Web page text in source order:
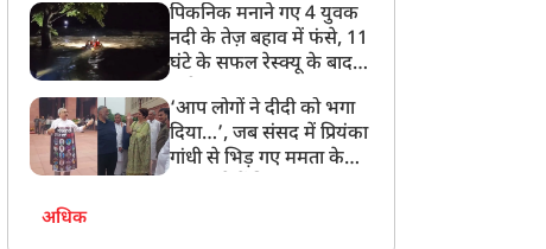
पिकनिक मनाने गए 4 युवक
नदी के तेज़ बहाव में फंसे, 11
घंटे के सफल रेस्क्यू के बाद
‘आप लोगों ने दीदी को भगा
दिया…’, जब संसद में प्रियंका
गांधी से भिड़ गए ममता के
अधिक